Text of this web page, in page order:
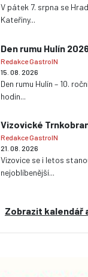
V pátek 7. srpna se
Kateřiny...
Den rumu Hulín
Redakce GastroIN
15. 08. 2026
Den rumu Hulín – 10.
hodin...
Vizovické
Redakce GastroIN
21. 08. 2026
Vizovice se i letos
nejoblíbenější...
Zobrazit kalendář